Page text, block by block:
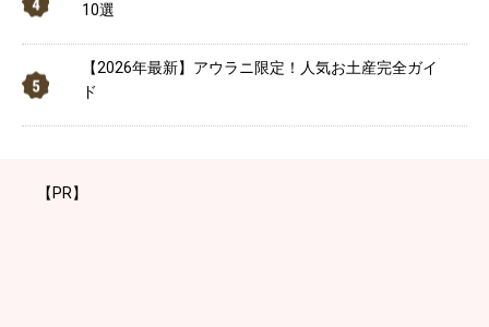
10選
【2026年最新】アウラニ限定！人気お土産完全ガイ
ド
【PR】